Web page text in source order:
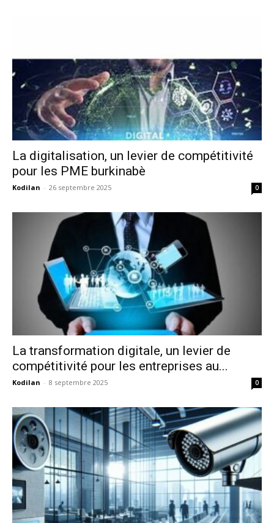
La digitalisation, un levier de compétitivité
pour les PME burkinabè
Kodilan - 26 septembre 2025 0
La transformation digitale, un levier de
compétitivité pour les entreprises au...
Kodilan - 8 septembre 2025 0